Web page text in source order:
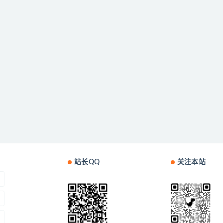
站长QQ 关注本站